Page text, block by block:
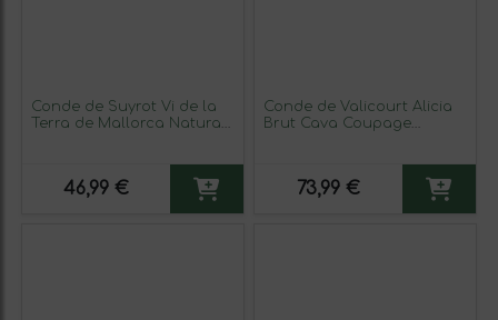
Conde de Suyrot Vi de la
Terra de Mallorca Natural
46,99 €
Conde de Valicourt Alicia
Brut Cava Coupage
73,99 €